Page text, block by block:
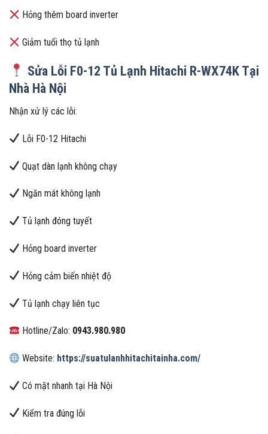
Hỏng thêm board inverter
Giảm tuổi thọ tủ lạnh
Sửa Lỗi F0-12 Tủ Lạnh Hitachi R-WX74K Tại
Nhà Hà Nội
Nhận xử lý các lỗi:
Lỗi F0-12 Hitachi
Quạt dàn lạnh không chạy
Ngăn mát không lạnh
Tủ lạnh đóng tuyết
Hỏng board inverter
Hỏng cảm biến nhiệt độ
Tủ lạnh chạy liên tục
Hotline/Zalo: 0943.980.980
Website: https://suatulanhhitachitainha.com/
Có mặt nhanh tại Hà Nội
Kiểm tra đúng lỗi